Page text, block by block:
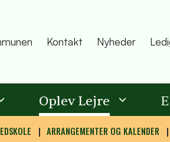
Kontakt Nyheder
Oplev Lejre
ARRANGEMENTER OG KALENDER